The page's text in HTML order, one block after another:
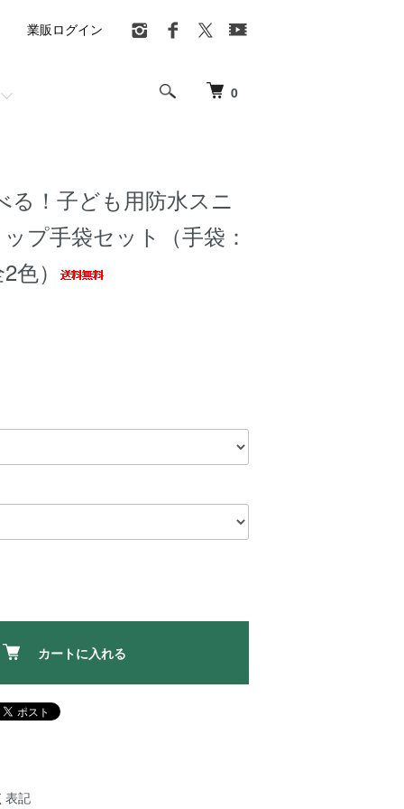
0
業販ログイン
る！子ども用防水スニ
プ手袋セット（手袋：
色）
カートに入れる
表記